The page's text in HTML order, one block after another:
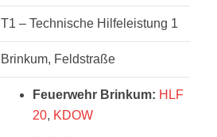
T1 – Technische Hilfeleistung 1
Brinkum, Feldstraße
Feuerwehr Brinkum: HLF
20, KDOW